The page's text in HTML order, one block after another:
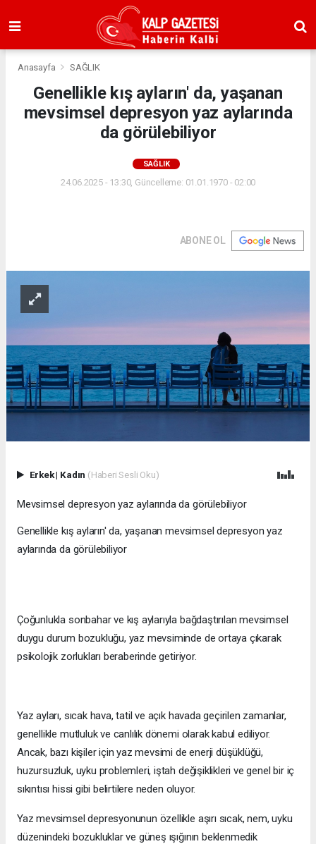
Anasayfa SAĞLIK
Genellikle kış ayların' da, yaşanan
mevsimsel depresyon yaz aylarında
da görülebiliyor
SAĞLIK
24.06.2025 - 13:30, Güncelleme: 01.01.1970 - 02:00
ABONE OL
Erkek| Kadın (Haberi Sesli Oku)
Mevsimsel depresyon yaz aylarında da görülebiliyor
Genellikle kış ayların' da, yaşanan mevsimsel depresyon yaz
aylarında da görülebiliyor
Çoğunlukla sonbahar ve kış aylarıyla bağdaştırılan mevsimsel
duygu durum bozukluğu, yaz mevsiminde de ortaya çıkarak
psikolojik zorlukları beraberinde getiriyor.
Yaz ayları, sıcak hava, tatil ve açık havada geçirilen zamanlar,
genellikle mutluluk ve canlılık dönemi olarak kabul ediliyor.
Ancak, bazı kişiler için yaz mevsimi de enerji düşüklüğü,
huzursuzluk, uyku problemleri, iştah değişiklikleri ve genel bir iç
sıkıntısı hissi gibi belirtilere neden oluyor.
Yaz mevsimsel depresyonunun özellikle aşırı sıcak, nem, uyku
düzenindeki bozukluklar ve güneş ışığının beklenmedik